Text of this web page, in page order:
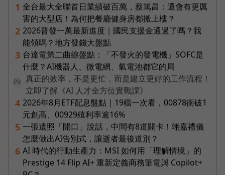
1 全台最大全聯首日業績破百萬，蔡篤昌：還會有更厲
害的大型店！為何把餐廳健身房都搬上樓？
2 2026普發一萬最新進度｜國民支援金通過了嗎？我
能領嗎？地方發錢大盤點
3 台達電第二曲線盤點：「不發火的發電機」SOFC是
什麼？AI機器人、微電網、氫電池都它的局
PR
真正的效率，不是更忙，而是建立更好的工作流程！
立即了解《AI 人才全方位實戰課》
4 2026年8月ETF配息盤點｜19檔一次看，00878衝破1
元創高、00929殖利率逾16%
5 一張遺照「開口」說話，中間有8道關卡！翊嘉禮儀
怎麼做出AI告別式，讓逝者最後道別？
6 AI 時代的行動生產力：MSI 如何用「理解情境」的
Prestige 14 Flip AI+ 重新定義商務筆電與 Copilot+